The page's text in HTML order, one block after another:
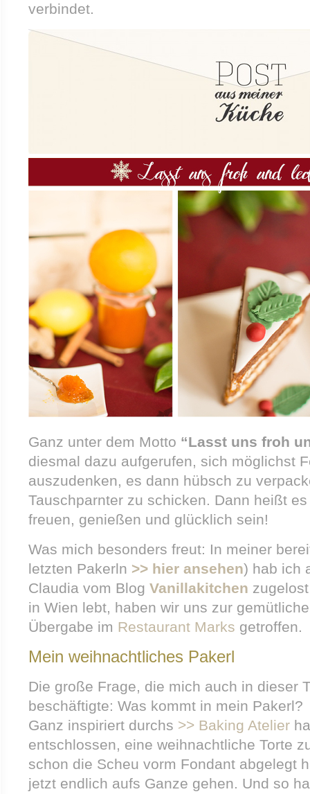
verbindet.
Ganz unter dem Motto “Lasst uns froh
diesmal dazu aufgerufen, sich möglichst
auszudenken, es dann hübsch zu
Tauschparnter zu schicken. Dann heißt
freuen, genießen und glücklich sein!
Was mich besonders freut: In meiner
letzten Pakerln >> hier ansehen) hab ich
Claudia vom Blog Vanillakitchen
in Wien lebt, haben wir uns zur
Übergabe im Restaurant Marks getroffen.
Mein weihnachtliches Pakerl
Die große Frage, die mich auch in dieser
beschäftigte: Was kommt in mein Pakerl?
Ganz inspiriert durchs >> Baking Atelier
entschlossen, eine weihnachtliche Torte
schon die Scheu vorm Fondant abgelegt
jetzt endlich aufs Ganze gehen. Und so